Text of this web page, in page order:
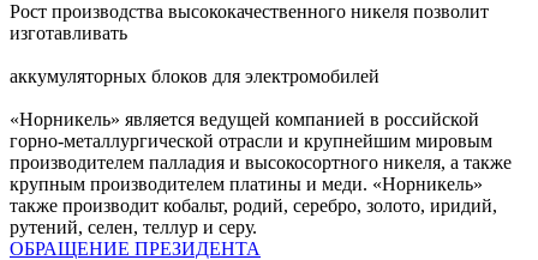
Рост производства высококачественного никеля позволит
изготавливать
аккумуляторных блоков для электромобилей
«Норникель» является ведущей компанией в российской
горно-металлургической отрасли и крупнейшим мировым
производителем палладия и высокосортного никеля, а также
крупным производителем платины и меди. «Норникель»
также производит кобальт, родий, серебро, золото, иридий,
рутений, селен, теллур и серу.
ОБРАЩЕНИЕ ПРЕЗИДЕНТА